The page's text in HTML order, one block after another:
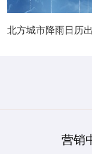
营销